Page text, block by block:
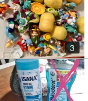
3